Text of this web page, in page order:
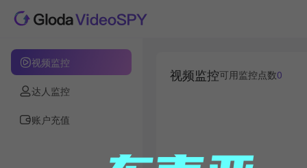
视频监控
达人监控
账户充值
视频监控可用监控点数0